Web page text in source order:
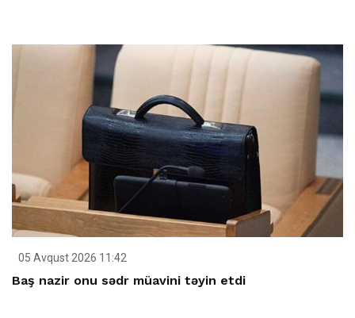
05 Avqust 2026 11:42
Baş nazir onu sədr müavini təyin etdi